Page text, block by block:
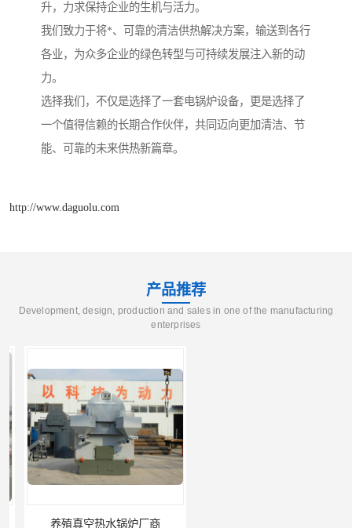
升，力求保持企业的生机与活力。
我们致力于将*、可靠的清洁供热解决方案，输送到各行
各业，为众多企业的绿色转型与可持续发展注入新的动
力。
选择我们，不仅是选择了一套电锅炉设备，更是选择了
一个值得信赖的长期合作伙伴，共同迈向更加清洁、节
能、可靠的未来供热新篇章。
http://www.daguolu.com
产品推荐
Development, design, production and sales in one of the manufacturing
enterprises
养殖真空热水锅炉厂商